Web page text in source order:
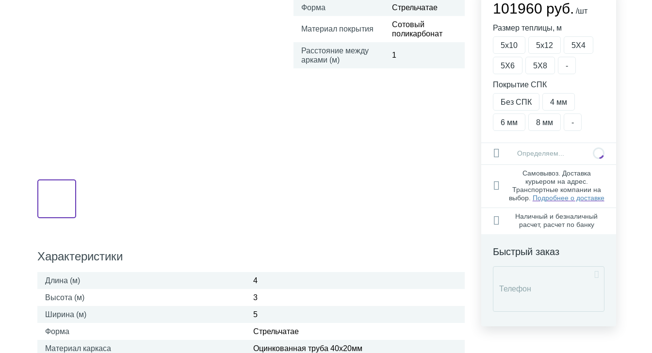
Форма Стрельчатае
Материал покрытия
Сотовый
поликарбонат
Расстояние между
арками (м)
1
Характеристики
Длина (м) 4
Высота (м) 3
Ширина (м) 5
Форма Стрельчатае
Материал каркаса Оцинкованная труба 40х20мм
101960 руб. /шт
Размер теплицы, м
5х10 5х12 5Х4
5Х6 5Х8 -
Покрытие СПК
Без СПК 4 мм
6 мм 8 мм -
Определяем...
Самовывоз. Доставка
курьером на адрес.
Транспортные компании на
выбор. Подробнее о доставке
Наличный и безналичный
расчет, расчет по банку
Быстрый заказ